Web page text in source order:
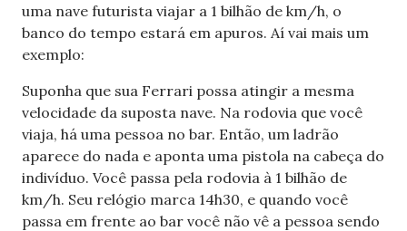
uma nave futurista viajar a 1 bilhão de km/h, o
banco do tempo estará em apuros. Aí vai mais um
exemplo:
Suponha que sua Ferrari possa atingir a mesma
velocidade da suposta nave. Na rodovia que você
viaja, há uma pessoa no bar. Então, um ladrão
aparece do nada e aponta uma pistola na cabeça do
indivíduo. Você passa pela rodovia à 1 bilhão de
km/h. Seu relógio marca 14h30, e quando você
passa em frente ao bar você não vê a pessoa sendo